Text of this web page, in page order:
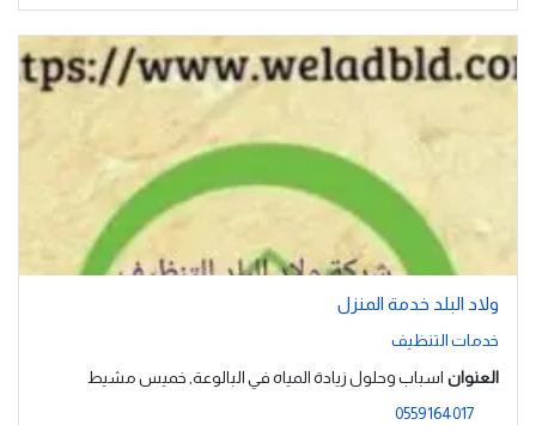
ولاد البلد خدمة المنزل
خدمات التنظيف
العنوان اسباب وحلول زيادة المياه في البالوعة, خميس مشيط
0559164017